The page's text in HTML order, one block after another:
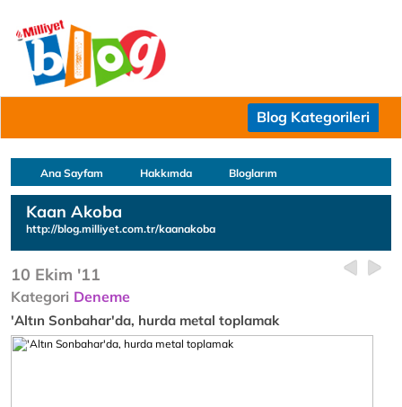
Blog Kategorileri
Ana Sayfam Hakkımda Bloglarım
Kaan Akoba
http://blog.milliyet.com.tr/kaanakoba
10 Ekim '11
Kategori Deneme
'Altın Sonbahar'da, hurda metal toplamak